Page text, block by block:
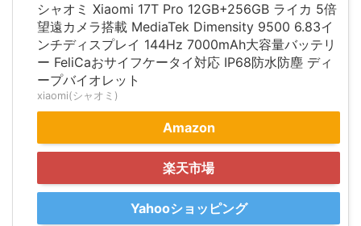
シャオミ Xiaomi 17T Pro 12GB+256GB ライカ 5倍
望遠カメラ搭載 MediaTek Dimensity 9500 6.83イ
ンチディスプレイ 144Hz 7000mAh大容量バッテリ
ー FeliCaおサイフケータイ対応 IP68防水防塵 ディ
ープバイオレット
xiaomi(シャオミ)
Amazon
楽天市場
Yahooショッピング